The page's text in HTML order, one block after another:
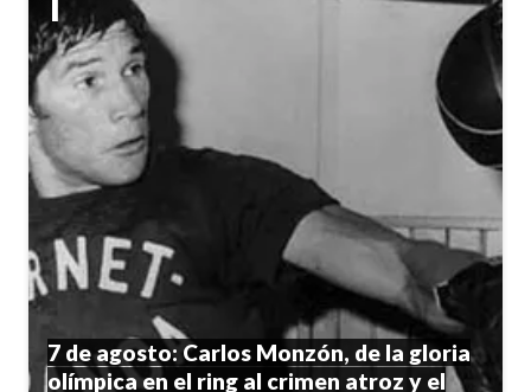
7 de agosto: Carlos Monzón, de la gloria
olímpica en el ring al crimen atroz y el